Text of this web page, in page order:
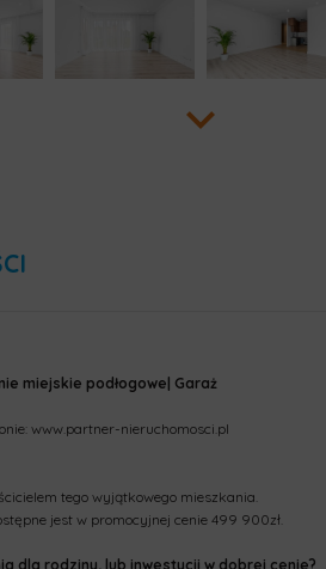
miejskie podłogowe| Garaż
www.partner-nieruchomosci.pl
tego wyjątkowego mieszkania.
jest w promocyjnej cenie 499 900zł.
dla rodziny, lub inwestycji w dobrej cenie?